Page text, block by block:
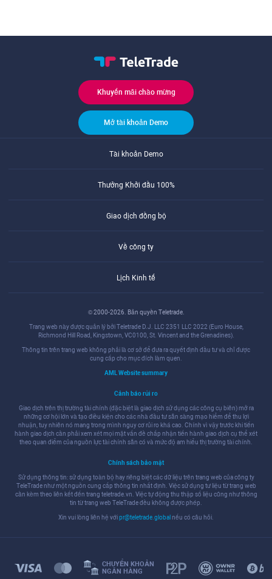
Khuyến mãi chào mừng
Mở tài khoản Demo
Tài khoản Demo
Thưởng Khởi đầu 100%
Giao dịch đồng bộ
Về công ty
Lịch Kinh tế
© 2000-2026. Bản quyền Teletrade.
Trang web này được quản lý bởi Teletrade D.J. LLC 2351 LLC 2022 (Euro House,
Richmond Hill Road, Kingstown, VC0100, St. Vincent and the Grenadines).
Thông tin trên trang web không phải là cơ sở để đưa ra quyết định đầu tư và chỉ được
cung cấp cho mục đích làm quen.
AML Website summary
Cảnh báo rủi ro
Giao dịch trên thị trường tài chính (đặc biệt là giao dịch sử dụng các công cụ biên) mở ra
những cơ hội lớn và tạo điều kiện cho các nhà đầu tư sẵn sàng mạo hiểm để thu lợi
nhuận, tuy nhiên nó mang trong mình nguy cơ rủi ro khá cao. Chính vì vậy trước khi tiến
hành giao dịch cần phải xem xét mọi mặt vấn đề chấp nhận tiến hành giao dịch cụ thể xét
theo quan điểm của nguồn lực tài chính sẵn có và mức độ am hiểu thị trường tài chính.
Chính sách bảo mật
Sử dụng thông tin: sử dụng toàn bộ hay riêng biệt các dữ liệu trên trang web của công ty
TeleTrade như một nguồn cung cấp thông tin nhất định. Việc sử dụng tư liệu từ trang web
cần kèm theo liên kết đến trang teletrade.vn. Việc tự động thu thập số liệu cũng như thông
tin từ trang web TeleTrade đều không được phép.
Xin vui lòng liên hệ vớipr@teletrade.global nếu có câu hỏi.
CHUYỂN KHOẢN
NGÂN HÀNG